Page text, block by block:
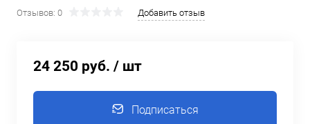
Отзывов: 0 Добавить отзыв
24 250 руб. / шт
Подписаться